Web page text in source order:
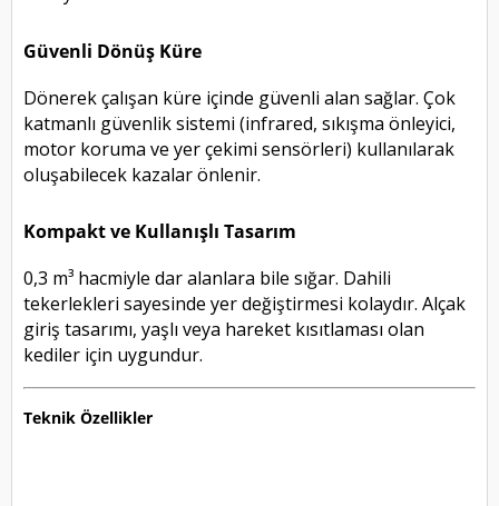
Güvenli Dönüş Küre
Dönerek çalışan küre içinde güvenli alan sağlar. Çok
katmanlı güvenlik sistemi (infrared, sıkışma önleyici,
motor koruma ve yer çekimi sensörleri) kullanılarak
oluşabilecek kazalar önlenir.
Kompakt ve Kullanışlı Tasarım
0,3 m³ hacmiyle dar alanlara bile sığar. Dahili
tekerlekleri sayesinde yer değiştirmesi kolaydır. Alçak
giriş tasarımı, yaşlı veya hareket kısıtlaması olan
kediler için uygundur.
Teknik Özellikler